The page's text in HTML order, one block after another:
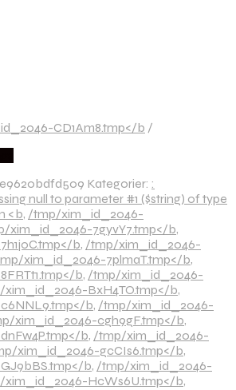
CD1Am8.tmp</b /
e9620bdfd509 Kategorier: :
null to parameter #1 ($string) of type
<b, /tmp/xim_id_2046-
xim_id_2046-7gyvY7.tmp</b,
b, /tmp/xim_id_2046-
xim_id_2046-7plmaT.tmp</b,
b, /tmp/xim_id_2046-
BxH4TO.tmp</b,
b, /tmp/xim_id_2046-
xim_id_2046-cgh9gF.tmp</b,
b, /tmp/xim_id_2046-
xim_id_2046-gcCIs6.tmp</b,
b, /tmp/xim_id_2046-
HcWs6U.tmp</b,